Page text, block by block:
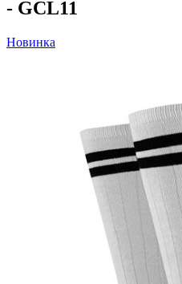
- GCL11
Новинка